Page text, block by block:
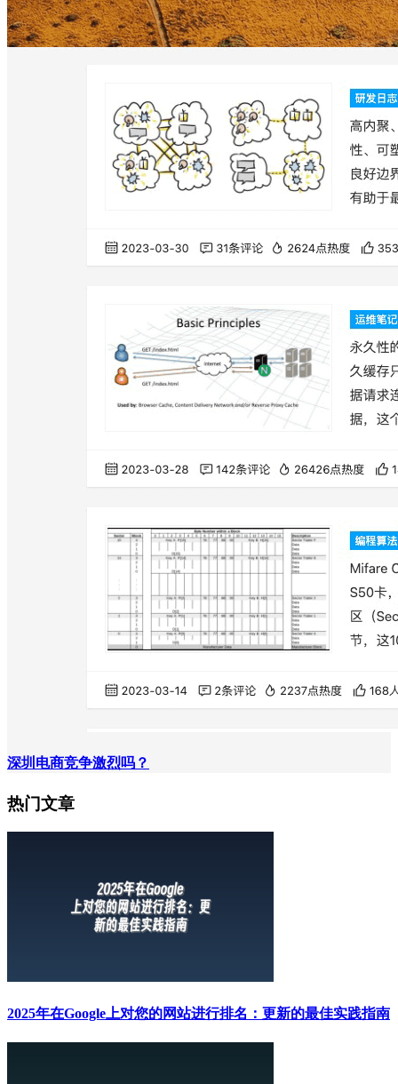
深圳电商竞争激烈吗？
热门文章
2025年在Google上对您的网站进行排名：更新的最佳实践指南